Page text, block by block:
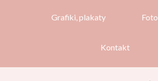
Grafiki, plakaty
Kontakt